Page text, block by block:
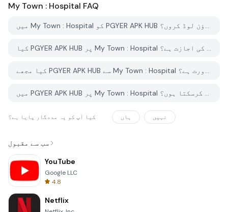
My Town : Hospital FAQ
میں My Town : Hospital کو PGYER APK HUB سے کیسے ڈاؤن لوڈ کروں؟
کیا PGYER APK HUB پر My Town : Hospital کو مفت ڈاؤن لوڈ کرنے کی اجازت ہے؟
کیا مجھے PGYER APK HUB سے My Town : Hospital ڈاؤن لوڈ کرنے کے لئے اکاؤنٹ کی ضرورت ہے؟
میں PGYER APK HUB پر My Town : Hospital کے ساتھ کوئی مسئلہ کیسے رپورٹ کرسکتا ہوں؟
کیا آپ کو یہ مددگار پایا ہے؟ ہاں نہیں
سب سے مقبول
YouTube
Google LLC
4.8
Netflix